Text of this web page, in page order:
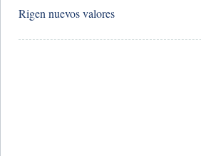
Rigen nuevos valores